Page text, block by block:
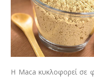
Η Maca κυκλοφορεί σε